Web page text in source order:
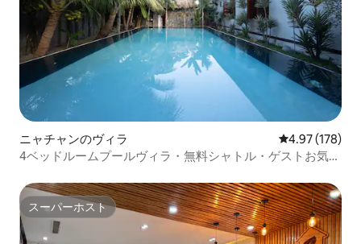
ニャチャンのヴィラ レビュー178
4.97 (178)
4ベッドルームプールヴィラ・無料シャトル・ゲストお気に
スーパーホスト
スーパーホスト